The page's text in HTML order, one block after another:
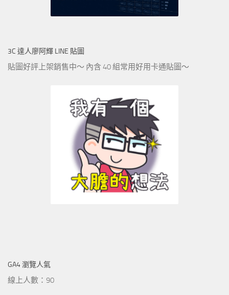
3C 達人廖阿輝 LINE 貼圖
貼圖好評上架銷售中～ 內含 40 組常用好用卡通貼圖～
GA4 瀏覽人氣
線上人數：90